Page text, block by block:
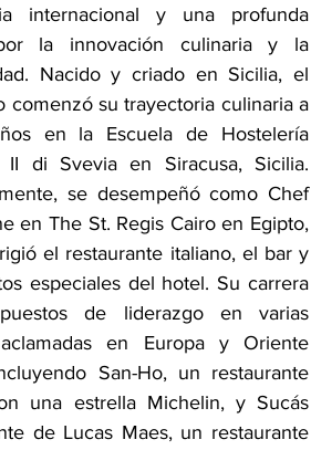
internacional y una profunda
la innovación culinaria y la
Nacido y criado en Sicilia, el
comenzó su trayectoria culinaria a
en la Escuela de Hostelería
II di Svevia en Siracusa, Sicilia.
se desempeñó como Chef
en The St. Regis Cairo en Egipto,
el restaurante italiano, el bar y
especiales del hotel. Su carrera
de liderazgo en varias
en Europa y Oriente
San-Ho, un restaurante
una estrella Michelin, y Sucás
de Lucas Maes, un restaurante